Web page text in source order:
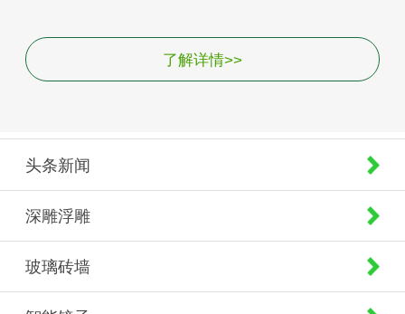
了解详情>>
头条新闻
深雕浮雕
玻璃砖墙